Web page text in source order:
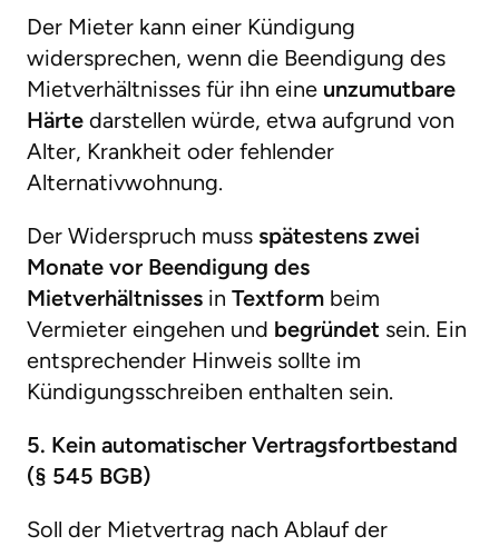
Der Mieter kann einer Kündigung
widersprechen, wenn die Beendigung des
Mietverhältnisses für ihn eine unzumutbare
Härte darstellen würde, etwa aufgrund von
Alter, Krankheit oder fehlender
Alternativwohnung.
Der Widerspruch muss spätestens zwei
Monate vor Beendigung des
Mietverhältnisses in Textform beim
Vermieter eingehen und begründet sein. Ein
entsprechender Hinweis sollte im
Kündigungsschreiben enthalten sein.
5. Kein automatischer Vertragsfortbestand
(§ 545 BGB)
Soll der Mietvertrag nach Ablauf der